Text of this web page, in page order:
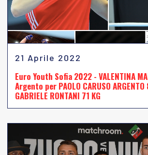
21 Aprile 2022
Euro Youth Sofia 2022 - VALENTINA
Argento per PAOLO CARUSO
GABRIELE RONTANI 71 KG